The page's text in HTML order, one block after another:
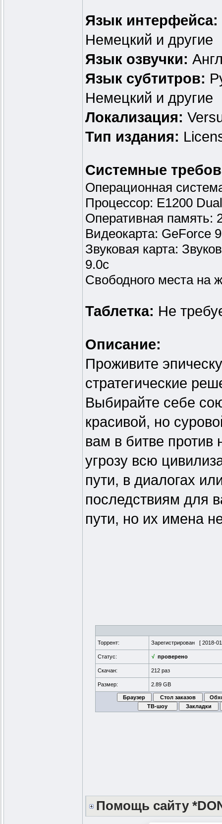
Язык интерфейса:
Немецкий и другие
Язык озвучки:
Язык субтитров:
Немецкий и другие
Локализация:
Тип издания:
Системные
Операционная
Процессор: E1200
Оперативная память:
Видеокарта: GeForce
Звуковая карта:
9.0с
Свободного места на
Таблетка: Не
Описание:
Проживите
стратегические
Выбирайте себе
красивой, но
вам в битве против
угрозу всю
пути, в диалогах
последствиям для
пути, но их имена
Торрент: Зарегистрирован [ 2018-
Статус: √ проверено
Скачан: 212 раз
Размер: 2.89 GB
Помощь сайту